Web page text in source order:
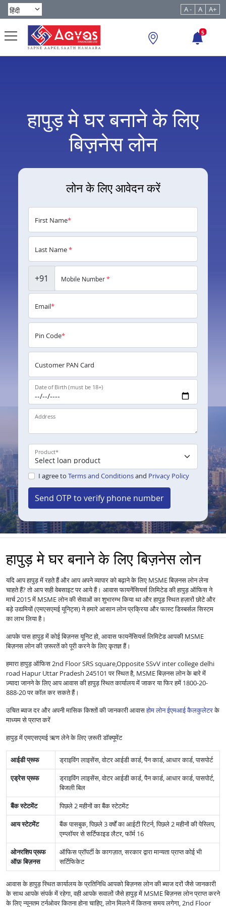
A - A A+
5
हापुड़ मे घर बनाने के लिए
बिज़नेस लोन
लोन के लिए आवेदन करें
First Name*
Last Name*
+91 Mobile Number*
Email*
Pin Code*
Customer PAN Card
Date of Birth (must be 18+)
Address
Product*
I agree to Terms and Conditionsand Privacy Policy
Send OTP to verify phone number
हापुड़ मे घर बनाने के लिए बिज़नेस लोन
यदि आप हापुड़ में रहते हैं और आप अपने व्यापार को बढ़ाने के लिए MSME बिज़नस लोन लेना
चाहते हैं? तो आप सही वेबसाइट पर आये हैं। आवास फायनेंसियर्स लिमिटेड की हापुड़ ऑफिस ने
मार्च 2015 में MSME लोन की सेवाओं का शुभारम्भ किया था और हापुड़ स्थित हज़ारों छोटे और
बड़े उद्यमियों (एमएसएमई यूनिट्स) ने हमारे आसान लोन प्रक्रिया और फास्ट डिस्बर्सल सिस्टम
का लाभ लिया है।
आपके पास हापुड़ में कोई बिज़नस यूनिट हो, आवास फायनेंसियर्स लिमिटेड आपकी MSME
बिज़नस लोन की ज़रूरतें को पूरी करने के लिए कृतज्ञ हैं।
हमारा हापुड़ ऑफिस 2nd Floor SRS square,Opposite SSvV inter college delhi
road Hapur Uttar Pradesh 245101 पर स्थित है, MSME बिज़नस लोन के बारे में
ज़्यादा जानने के लिए आप आवास की हापुड़ स्थित कार्यालय में जाकर या फिर हमें 1800-20-
888-20 पर कॉल कर सकते हैं।
उचित ब्याज दर और अपनी मासिक किश्तों की जानकारी आवासहोम लोन ईएमआई कैलकुलेटरके
माध्यम से प्राप्त करें
हापुड़ में एमएसएमई ऋण लेने के लिए ज़रूरी डॉक्यूमेंट
आईडी प्रूफ
ड्राइविंग लाइसेंस, वोटर आईडी कार्ड, पैन कार्ड, आधार कार्ड, पासपोर्ट
एड्रेस प्रूफ
ड्राइविंग लाइसेंस, वोटर आईडी कार्ड, पैन कार्ड, आधार कार्ड, पासपोर्ट,
बिजली बिल
बैंक स्टेटमेंट
पिछले 2 महीनों का बैंक स्टेटमेंट
आय स्टेटमेंट
बैंक पासबुक, पिछले 3 वर्षों का आईटी रिटर्न, पिछले 2 महीनों की पेस्लिप,
एम्प्लॉयर से सर्टिफाइड लैटर, फॉर्म 16
ओनरशिप प्रूफ
ऑफ़ बिज़नस
ऑफिस प्रॉपर्टी के कागज़ात, सरकार द्वारा मान्यता प्राप्त कोई भी
सर्टिफिकेट
आवास के हापुड़ स्थित कार्यालय के प्रतिनिधि आपको बिज़नस लोन की ब्याज दरों जैसे जानकारी
के साथ आपके संपर्क में रहेगा, वही आपके सवालों जैसे हापुड़ में MSME बिज़नस लोन प्राप्त करने
के लिए न्यूनतम टर्नओवर कितना होना चाहिए, लोन मिलने में कितना समय लगेगा, 2nd Floor